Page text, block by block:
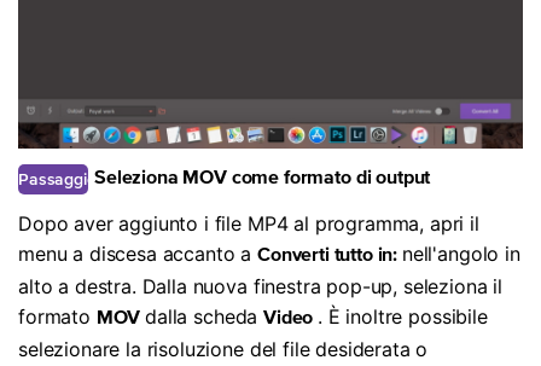
PassaggioSeleziona MOV come formato di output
Dopo aver aggiunto i file MP4 al programma, apri il
menu a discesa accanto a Converti tutto in: nell'angolo in
alto a destra. Dalla nuova finestra pop-up, seleziona il
formato MOVdalla schedaVideo . È inoltre possibile
selezionare la risoluzione del file desiderata o